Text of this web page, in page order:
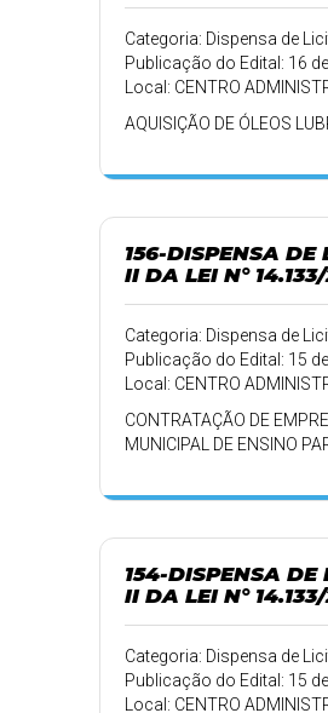
Categoria: Dispensa de
Publicação do Edital: 16
Local: CENTRO
AQUISIÇÃO DE ÓLEOS
156-DISPENSA
II DA LEI N° 14.133/
Categoria: Dispensa de
Publicação do Edital: 15
Local: CENTRO
CONTRATAÇÃO DE
MUNICIPAL DE ENSINO
154-DISPENSA
II DA LEI N° 14.133/
Categoria: Dispensa de
Publicação do Edital: 15
Local: CENTRO